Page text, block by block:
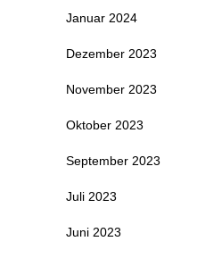
Januar 2024
Dezember 2023
November 2023
Oktober 2023
September 2023
Juli 2023
Juni 2023